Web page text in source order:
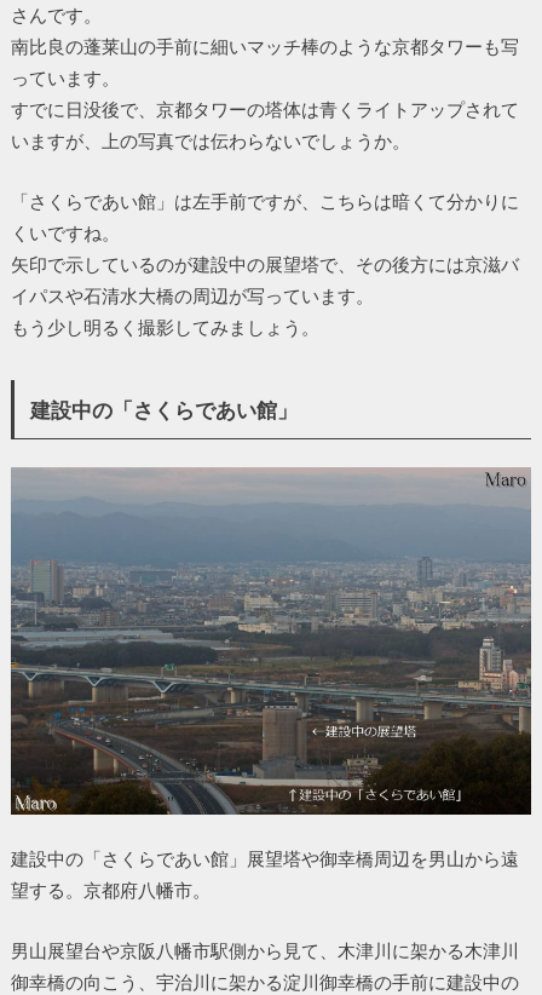
さんです。
南比良の蓬莱山の手前に細いマッチ棒のような京都タワーも写
っています。
すでに日没後で、京都タワーの塔体は青くライトアップされて
いますが、上の写真では伝わらないでしょうか。
「さくらであい館」は左手前ですが、こちらは暗くて分かりに
くいですね。
矢印で示しているのが建設中の展望塔で、その後方には京滋バ
イパスや石清水大橋の周辺が写っています。
もう少し明るく撮影してみましょう。
建設中の「さくらであい館」
建設中の「さくらであい館」展望塔や御幸橋周辺を男山から遠
望する。京都府八幡市。
男山展望台や京阪八幡市駅側から見て、木津川に架かる木津川
御幸橋の向こう、宇治川に架かる淀川御幸橋の手前に建設中の